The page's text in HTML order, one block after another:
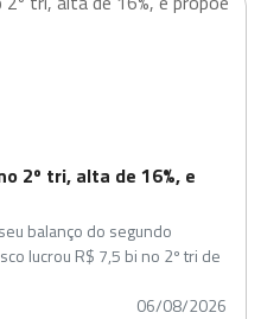
2º tri, alta de 16%, e
balanço do segundo
lucrou R$ 7,5 bi no 2º tri de
06/08/2026